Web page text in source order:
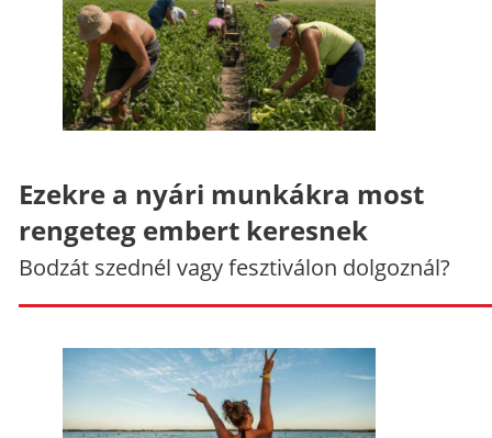
Ezekre a nyári munkákra most
rengeteg embert keresnek
Bodzát szednél vagy fesztiválon dolgoznál?